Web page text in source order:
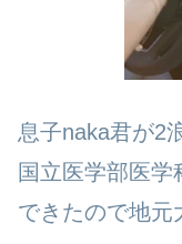
息子naka君が2
国立医学部医
できたので地元